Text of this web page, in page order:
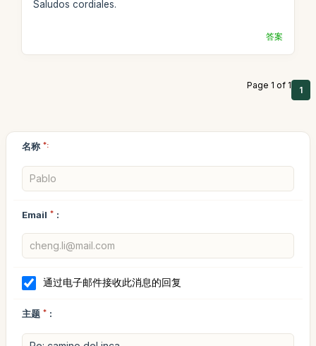
Saludos cordiales.
答案
Page 1 of 1 1
名称 *:
Email * :
通过电子邮件接收此消息的回复
主题 * :